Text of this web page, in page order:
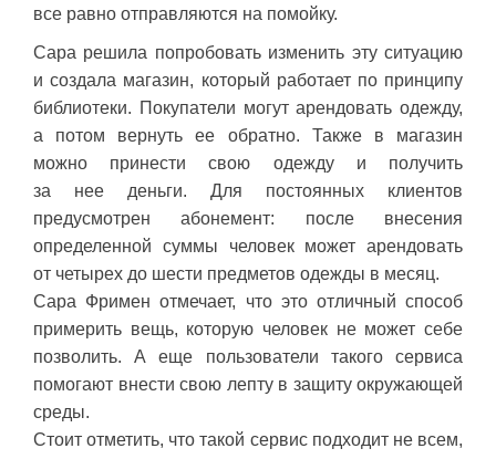
все равно отправляются на помойку.
Сара решила попробовать изменить эту ситуацию
и создала магазин, который работает по принципу
библиотеки. Покупатели могут арендовать одежду,
а потом вернуть ее обратно. Также в магазин
можно принести свою одежду и получить
за нее деньги. Для постоянных клиентов
предусмотрен абонемент: после внесения
определенной суммы человек может арендовать
от четырех до шести предметов одежды в месяц.
Сара Фримен отмечает, что это отличный способ
примерить вещь, которую человек не может себе
позволить. А еще пользователи такого сервиса
помогают внести свою лепту в защиту окружающей
среды.
Стоит отметить, что такой сервис подходит не всем,